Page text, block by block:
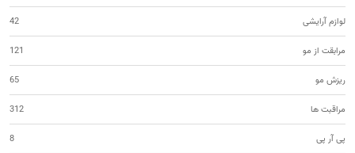
لوازم آرایشی 42
مرابقت از مو 121
ریزش مو 65
مراقبت ها 312
پی آر پی 8